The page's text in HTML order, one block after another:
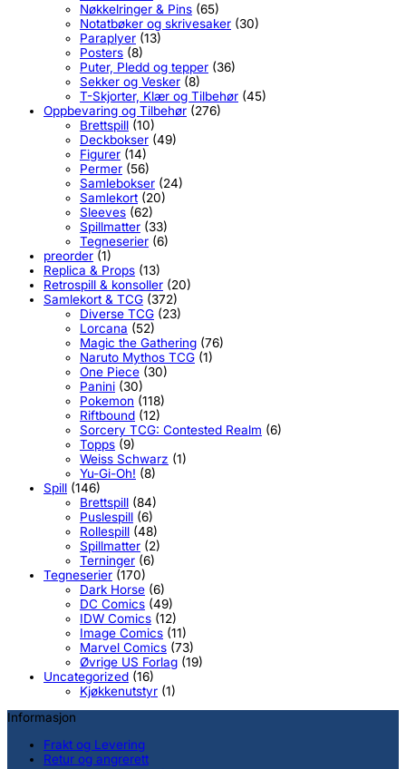
Nøkkelringer & Pins (65)
Notatbøker og skrivesaker (30)
Paraplyer (13)
Posters (8)
Puter, Pledd og tepper (36)
Sekker og Vesker (8)
T-Skjorter, Klær og Tilbehør (45)
Oppbevaring og Tilbehør (276)
Brettspill (10)
Deckbokser (49)
Figurer (14)
Permer (56)
Samlebokser (24)
Samlekort (20)
Sleeves (62)
Spillmatter (33)
Tegneserier (6)
preorder (1)
Replica & Props (13)
Retrospill & konsoller (20)
Samlekort & TCG (372)
Diverse TCG (23)
Lorcana (52)
Magic the Gathering (76)
Naruto Mythos TCG (1)
One Piece (30)
Panini (30)
Pokemon (118)
Riftbound (12)
Sorcery TCG: Contested Realm (6)
Topps (9)
Weiss Schwarz (1)
Yu-Gi-Oh! (8)
Spill (146)
Brettspill (84)
Puslespill (6)
Rollespill (48)
Spillmatter (2)
Terninger (6)
Tegneserier (170)
Dark Horse (6)
DC Comics (49)
IDW Comics (12)
Image Comics (11)
Marvel Comics (73)
Øvrige US Forlag (19)
Uncategorized (16)
Kjøkkenutstyr (1)
Informasjon
Frakt og Levering
Retur og angrerett